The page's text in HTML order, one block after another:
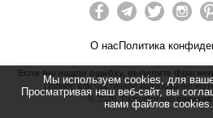
Мы используем cookies, для
Просматривая наш веб-сайт, вы
нами файлов cookies.
О нас Политика
Если вы нашли ошибку, выделите
Полное или частичное копирование
©2026 . Разработано